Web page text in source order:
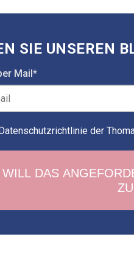
SIE UNSEREN
Mail *
der